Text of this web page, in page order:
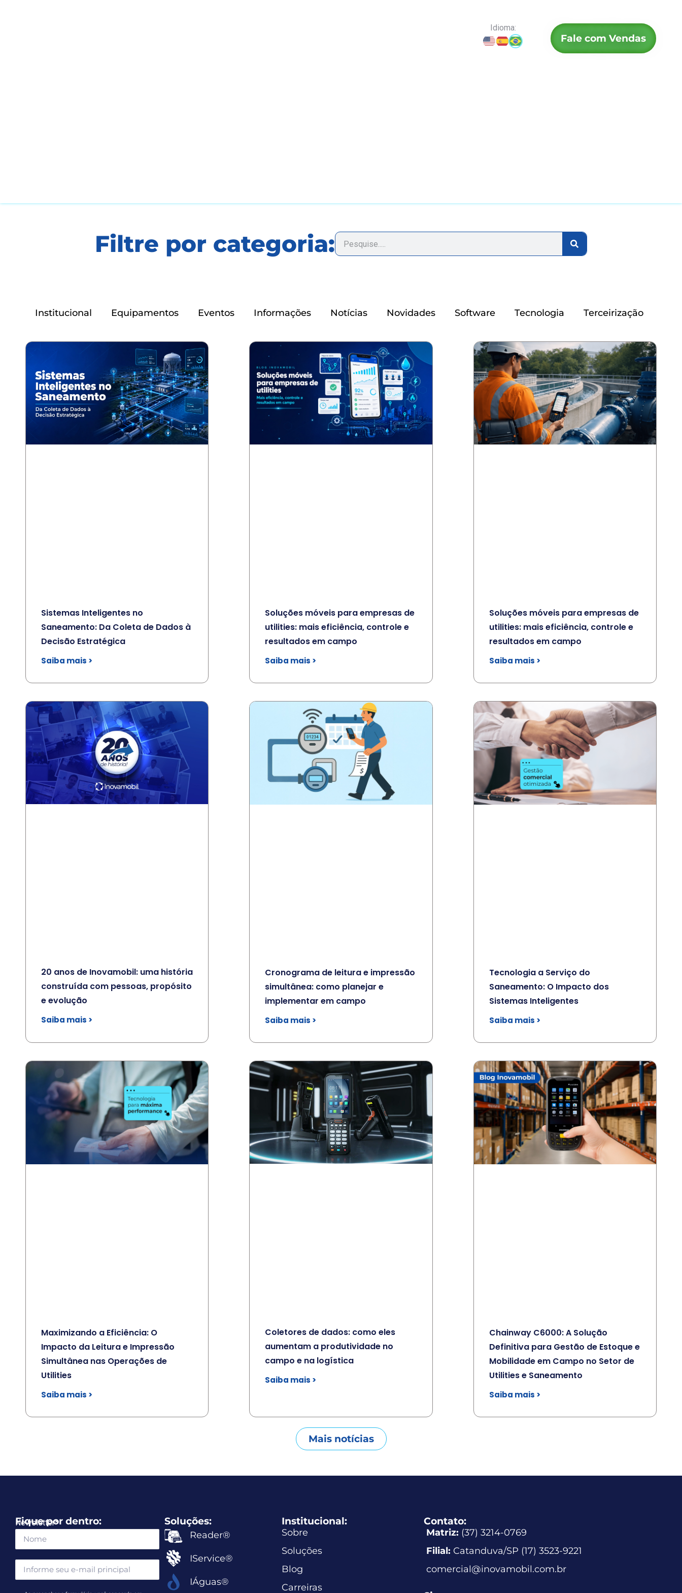
Idioma:
Fale com Vendas
Filtre por categoria:
Institucional Equipamentos Eventos Informações Notícias Novidades Software Tecnologia Terceirização
Sistemas Inteligentes no
Saneamento: Da Coleta de Dados à
Decisão Estratégica
Saiba mais >
Soluções móveis para empresas de
utilities: mais eficiência, controle e
resultados em campo
Saiba mais >
Soluções móveis para empresas de
utilities: mais eficiência, controle e
resultados em campo
Saiba mais >
20 anos de Inovamobil: uma história
construída com pessoas, propósito
e evolução
Saiba mais >
Cronograma de leitura e impressão
simultânea: como planejar e
implementar em campo
Saiba mais >
Tecnologia a Serviço do
Saneamento: O Impacto dos
Sistemas Inteligentes
Saiba mais >
Maximizando a Eficiência: O
Impacto da Leitura e Impressão
Simultânea nas Operações de
Utilities
Saiba mais >
Coletores de dados: como eles
aumentam a produtividade no
campo e na logística
Saiba mais >
Chainway C6000: A Solução
Definitiva para Gestão de Estoque e
Mobilidade em Campo no Setor de
Utilities e Saneamento
Saiba mais >
Mais notícias
Fique por dentro:
Newsletter* Soluções:
Reader®
IService®
IÁguas®
Institucional:
Sobre
Soluções
Blog
Carreiras
Contato:
Matriz: (37) 3214-0769
Filial: Catanduva/SP (17) 3523-9221
comercial@inovamobil.com.br